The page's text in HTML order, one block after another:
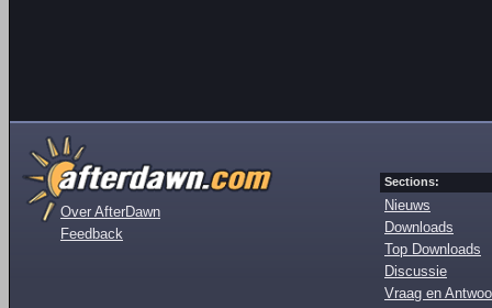
Over AfterDawn
Feedback
Sections:
Nieuws
Downloads
Top Downloads
Discussie
Vraag en